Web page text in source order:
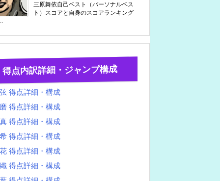
三原舞依自己ベスト（パーソナルベス
ト）スコアと自身のスコアランキング
得点内訳詳細・ジャンプ構成
得点詳細・構成
得点詳細・構成
得点詳細・構成
得点詳細・構成
得点詳細・構成
得点詳細・構成